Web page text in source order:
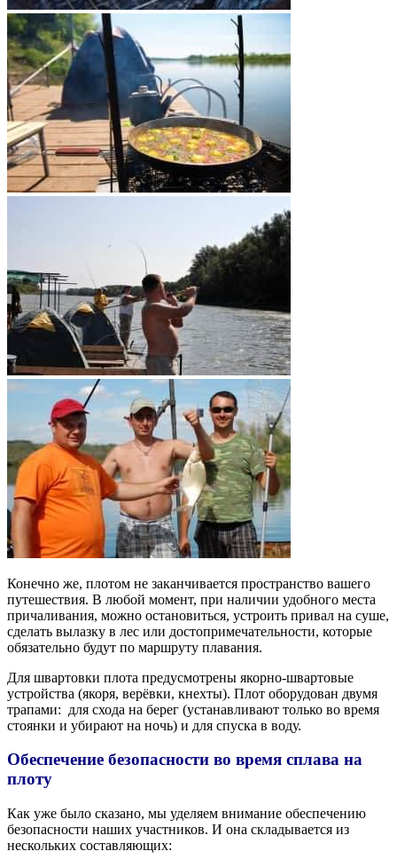
Конечно же, плотом не заканчивается пространство вашего
путешествия. В любой момент, при наличии удобного места
причаливания, можно остановиться, устроить привал на суше,
сделать вылазку в лес или достопримечательности, которые
обязательно будут по маршруту плавания.
Для швартовки плота предусмотрены якорно-швартовые
устройства (якоря, верёвки, кнехты). Плот оборудован двумя
трапами: для схода на берег (устанавливают только во время
стоянки и убирают на ночь) и для спуска в воду.
Обеспечение безопасности во время сплава на
плоту
Как уже было сказано, мы уделяем внимание обеспечению
безопасности наших участников. И она складывается из
нескольких составляющих: